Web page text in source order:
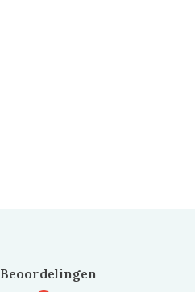
Beoordelingen